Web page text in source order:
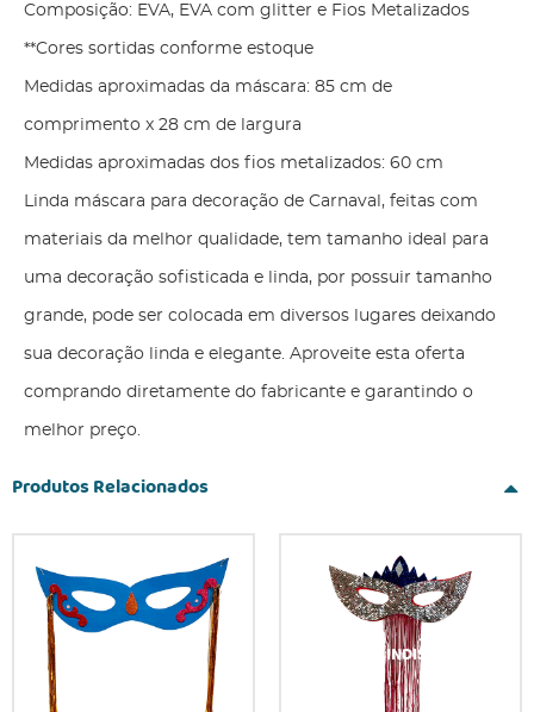
Composição: EVA, EVA com glitter e Fios Metalizados
**Cores sortidas conforme estoque
Medidas aproximadas da máscara: 85 cm de
comprimento x 28 cm de largura
Medidas aproximadas dos fios metalizados: 60 cm
Linda máscara para decoração de Carnaval, feitas com
materiais da melhor qualidade, tem tamanho ideal para
uma decoração sofisticada e linda, por possuir tamanho
grande, pode ser colocada em diversos lugares deixando
sua decoração linda e elegante. Aproveite esta oferta
comprando diretamente do fabricante e garantindo o
melhor preço.
Produtos Relacionados